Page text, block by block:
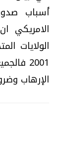
أسباب
2001
الإرهاب